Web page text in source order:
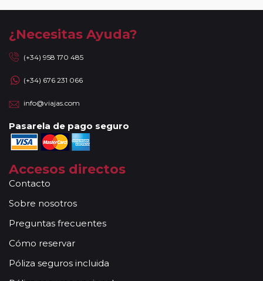
¿Necesitas Ayuda?
(+34) 958 170 485
(+34) 676 231 066
info@viajas.com
Pasarela de pago seguro
Accesos directos
Contacto
Sobre nosotros
Preguntas frecuentes
Cómo reservar
Póliza seguros incluida